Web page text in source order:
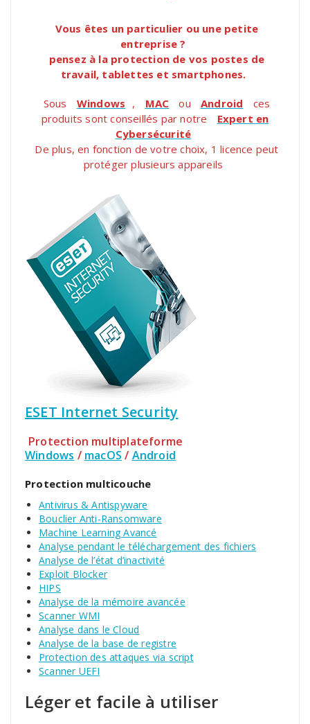
Vous êtes un particulier ou une petite
entreprise ?
pensez à la protection de vos postes de
travail, tablettes et smartphones.
Sous Windows , MAC ou Android
ces
produits sont conseillés par notre
Expert en
Cybersécurité
De plus, en fonction de votre choix, 1 licence peut
protéger plusieurs appareils
ESET Internet Security
Protection multiplateforme
Windows / macOS / Android
Protection multicouche
Antivirus & Antispyware
Bouclier Anti-Ransomware
Machine Learning Avancé
Analyse pendant le téléchargement des fichiers
Analyse de l’état d’inactivité
Exploit Blocker
HIPS
Analyse de la mémoire avancée
Scanner WMI
Analyse dans le Cloud
Analyse de la base de registre
Protection des attaques via script
Scanner UEFI
Léger et facile à utiliser